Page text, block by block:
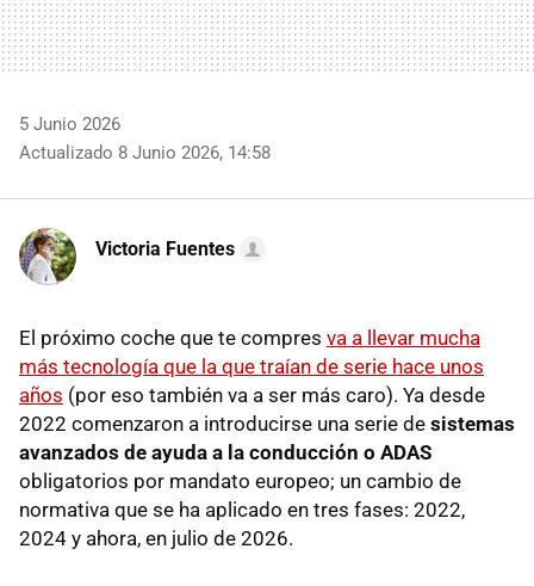
5 Junio 2026
Actualizado 8 Junio 2026, 14:58
Victoria Fuentes
El próximo coche que te compres va a llevar mucha
más tecnología que la que traían de serie hace unos
años (por eso también va a ser más caro). Ya desde
2022 comenzaron a introducirse una serie de sistemas
avanzados de ayuda a la conducción o ADAS
obligatorios por mandato europeo; un cambio de
normativa que se ha aplicado en tres fases: 2022,
2024 y ahora, en julio de 2026.